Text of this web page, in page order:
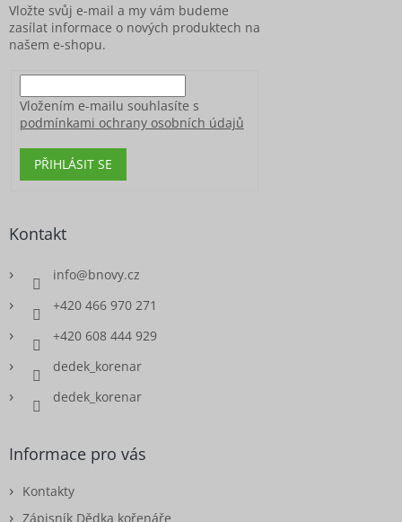
Vložte svůj e-mail a my vám budeme
zasílat informace o nových produktech na
našem e-shopu.
Vložením e-mailu souhlasíte s
podmínkami ochrany osobních údajů
PŘIHLÁSIT SE
Kontakt
info@bnovy.cz
+420 466 970 271
+420 608 444 929
dedek_korenar
dedek_korenar
Informace pro vás
Kontakty
Zápisník Dědka kořenáře